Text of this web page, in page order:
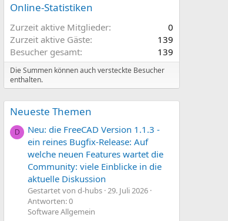
Online-Statistiken
Zurzeit aktive Mitglieder
0
Zurzeit aktive Gäste
139
Besucher gesamt
139
Die Summen können auch versteckte Besucher
enthalten.
Neueste Themen
D
Neu: die FreeCAD Version 1.1.3 -
ein reines Bugfix-Release: Auf
welche neuen Features wartet die
Community: viele Einblicke in die
aktuelle Diskussion
Gestartet von d-hubs 29. Juli 2026
Antworten: 0
Software Allgemein